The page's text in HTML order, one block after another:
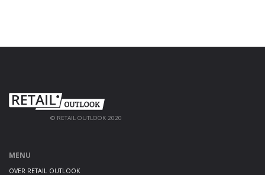
© RETAIL OUTLOOK 2020
MENU
OVER RETAIL OUTLOOK